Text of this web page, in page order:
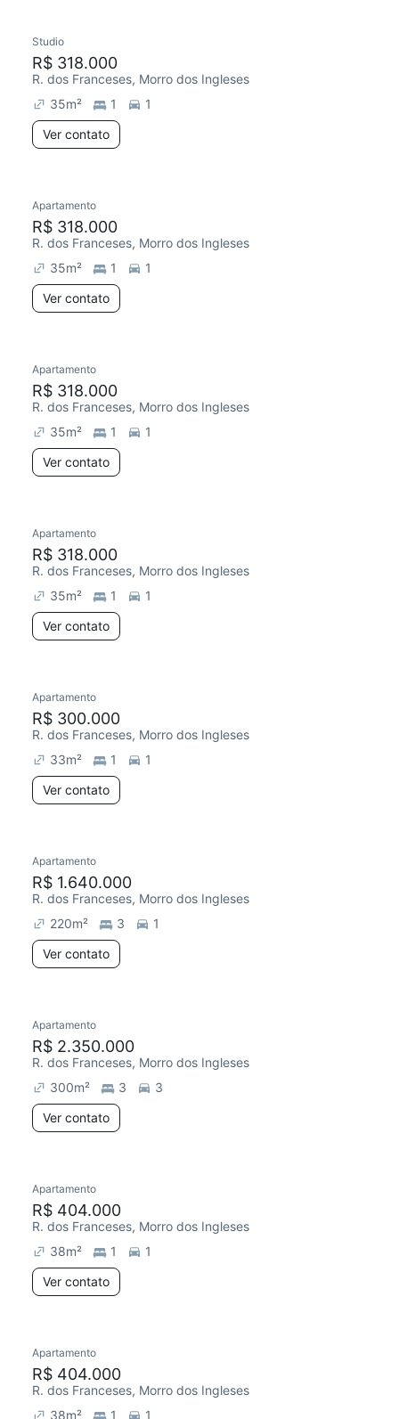
Studio
R$ 318.000
R. dos Franceses, Morro dos Ingleses
35m² 1
1
Ver contato
Apartamento
R$ 318.000
R. dos Franceses, Morro dos Ingleses
35m² 1
1
Ver contato
Apartamento
R$ 318.000
R. dos Franceses, Morro dos Ingleses
35m² 1
1
Ver contato
Apartamento
R$ 318.000
R. dos Franceses, Morro dos Ingleses
35m² 1
1
Ver contato
Apartamento
R$ 300.000
R. dos Franceses, Morro dos Ingleses
33m² 1
1
Ver contato
Apartamento
R$ 1.640.000
R. dos Franceses, Morro dos Ingleses
220m² 3
1
Ver contato
Apartamento
R$ 2.350.000
R. dos Franceses, Morro dos Ingleses
300m² 3
3
Ver contato
Apartamento
R$ 404.000
R. dos Franceses, Morro dos Ingleses
38m² 1
1
Ver contato
Apartamento
R$ 404.000
R. dos Franceses, Morro dos Ingleses
38m² 1 1